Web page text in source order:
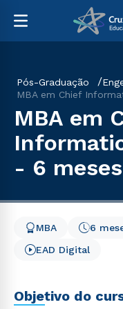
Pós-Graduação
MBA em Chief
MBA em
- 6 meses
6
MBA
EAD Digital
Objetivo do